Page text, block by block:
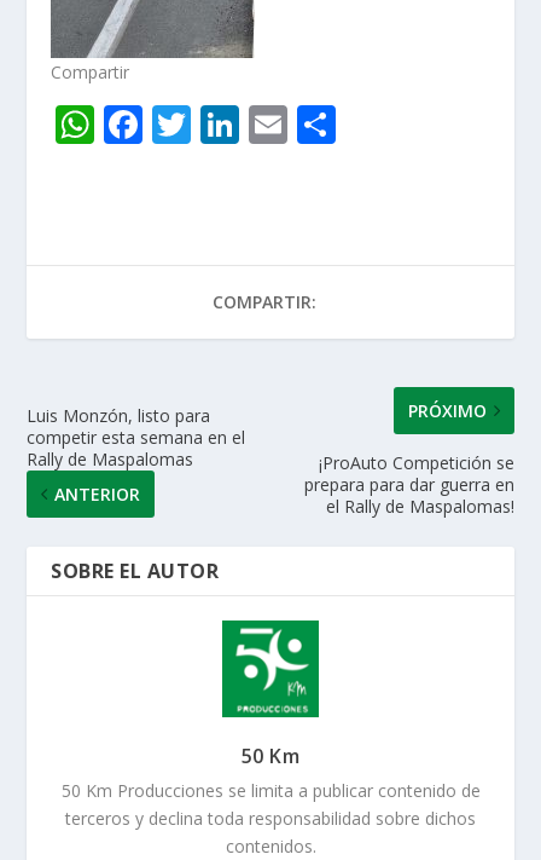
Compartir
W
A
p
F
o
k
T Li
dI
n
E
ar
r
COMPARTIR:
Luis Monzón, listo para
competir esta semana en el
Rally de Maspalomas
ANTERIOR
PRÓXIMO
¡ProAuto Competición se
prepara para dar guerra en
el Rally de Maspalomas!
SOBRE EL AUTOR
50 Km
50 Km Producciones se limita a publicar contenido de
terceros y declina toda responsabilidad sobre dichos
contenidos.